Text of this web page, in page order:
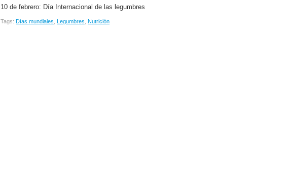
10 de febrero: Día Internacional de las legumbres
Tags: Días mundiales Legumbres Nutrición